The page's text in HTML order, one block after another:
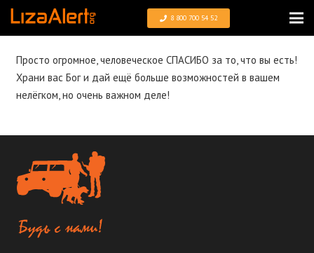
8 800 700 54 52
Просто огромное, человеческое СПАСИБО за то, что вы есть!
Храни вас Бог и дай ещё больше возможностей в вашем
нелёгком, но очень важном деле!